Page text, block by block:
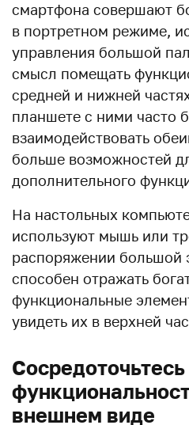
смартфона совершают
в портретном режиме,
управления большой
смысл помещать
средней и нижней
планшете с ними часто
взаимодействовать
больше возможностей
дополнительного
На настольных
используют мышь или
распоряжении большой
способен отражать
функциональные
увидеть их в верхней
Сосредоточьтесь
внешнем виде